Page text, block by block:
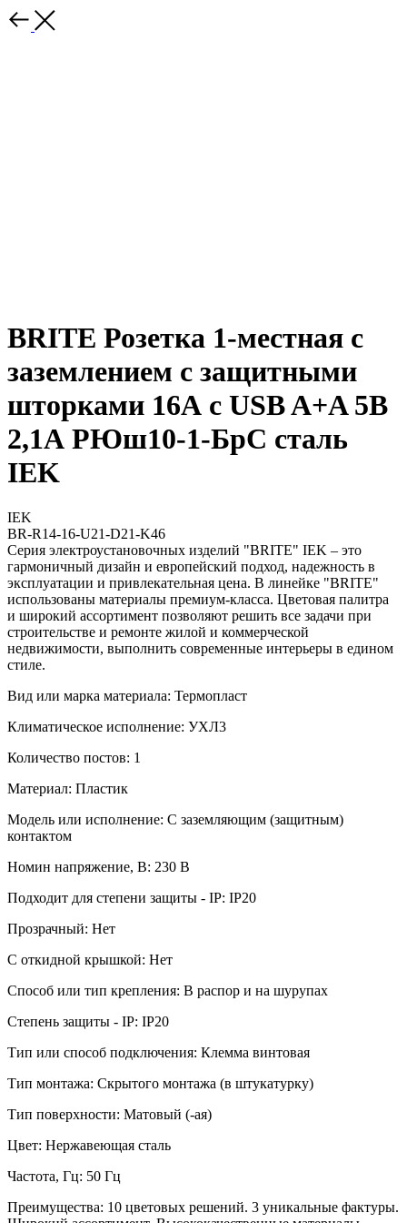
BRITE Розетка 1-местная с
заземлением с защитными
шторками 16А с USB A+A 5В
2,1А РЮш10-1-БрС сталь
IEK
IEK
BR-R14-16-U21-D21-K46
Серия электроустановочных изделий "BRITE" IEK – это
гармоничный дизайн и европейский подход, надежность в
эксплуатации и привлекательная цена. В линейке "BRITE"
использованы материалы премиум-класса. Цветовая палитра
и широкий ассортимент позволяют решить все задачи при
строительстве и ремонте жилой и коммерческой
недвижимости, выполнить современные интерьеры в едином
стиле.
Вид или марка материала: Термопласт
Климатическое исполнение: УХЛ3
Количество постов: 1
Материал: Пластик
Модель или исполнение: С заземляющим (защитным)
контактом
Номин напряжение, В: 230 В
Подходит для степени защиты - IP: IP20
Прозрачный: Нет
С откидной крышкой: Нет
Способ или тип крепления: В распор и на шурупах
Степень защиты - IP: IP20
Тип или способ подключения: Клемма винтовая
Тип монтажа: Скрытого монтажа (в штукатурку)
Тип поверхности: Матовый (-ая)
Цвет: Нержавеющая сталь
Частота, Гц: 50 Гц
Преимущества: 10 цветовых решений. 3 уникальные фактуры.